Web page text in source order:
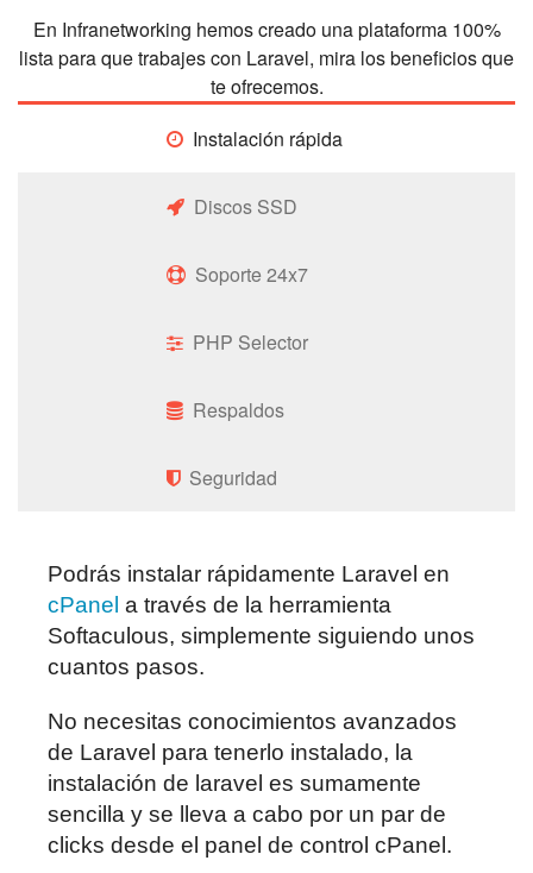
En Infranetworking hemos creado una plataforma 100%
lista para que trabajes con Laravel, mira los beneficios que
te ofrecemos.
Instalación rápida
Discos SSD
Soporte 24x7
PHP Selector
Respaldos
Seguridad
Podrás instalar rápidamente Laravel en
cPanel a través de la herramienta
Softaculous, simplemente siguiendo unos
cuantos pasos.
No necesitas conocimientos avanzados
de Laravel para tenerlo instalado, la
instalación de laravel es sumamente
sencilla y se lleva a cabo por un par de
clicks desde el panel de control cPanel.